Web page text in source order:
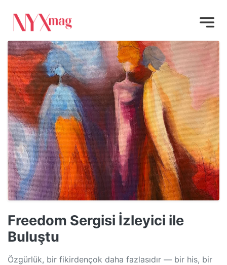
Freedom Sergisi İzleyici ile
Buluştu
Özgürlük, bir fikirdençok daha fazlasıdır — bir his, bir